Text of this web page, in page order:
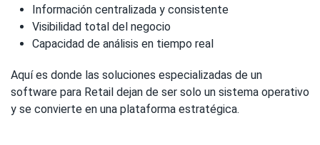
Información centralizada y consistente
Visibilidad total del negocio
Capacidad de análisis en tiempo real
Aquí es donde las soluciones especializadas de un
software para Retail dejan de ser solo un sistema operativo
y se convierte en una plataforma estratégica.